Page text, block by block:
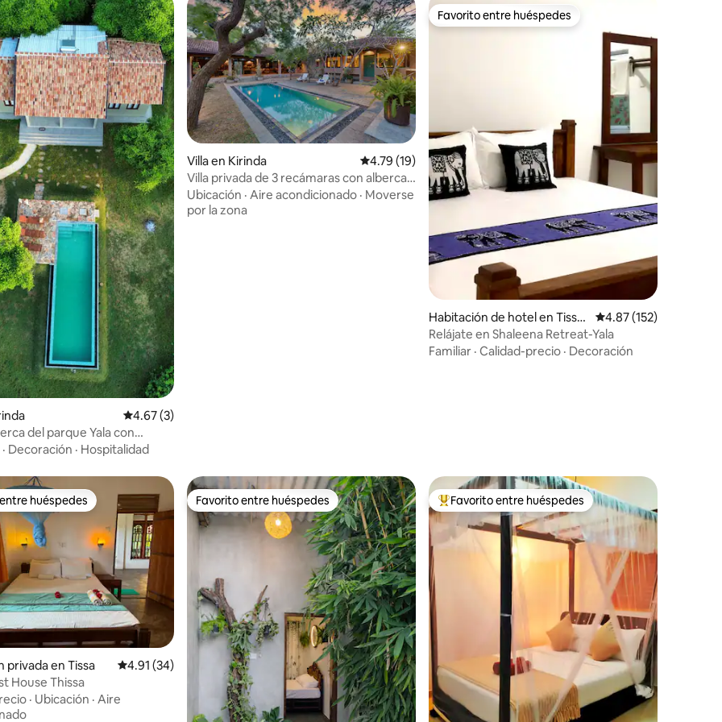
de 5, 75 reseñas
Calificación promedio: 4.67 de 5, 3 reseñas
4.67 (3)
del parque Yala con
· Decoración · Hospitalidad
Villa en Kirinda Calificación promedio: 4.79 de 5, 19 reseñas
4.79 (19)
Villa privada de 3 recámaras con alberca
cerca del Parque Nacional Yala
Ubicación · Aire acondicionado · Moverse
por la zona
Favorito entre huéspedes
Favorito entre huéspedes
Habitación de hotel en Tissa
maharama
Calificación promedio:
4.87 (152)
Relájate en Shaleena Retreat-Yala
Familiar · Calidad-precio · Decoración
5.0 de 5, 14 reseñas
huéspedes
huéspedes
privada en Tissa Calificación promedio: 4.91 de 5, 34 reseñas
4.91 (34)
House Thissa
· Ubicación · Aire
Favorito entre huéspedes
Favorito entre huéspedes Favorito entre huéspedes preferido
Favorito entre huéspedes